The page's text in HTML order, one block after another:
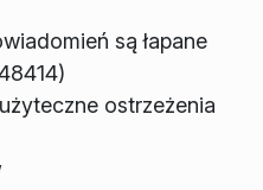
są łapane
ostrzeżenia